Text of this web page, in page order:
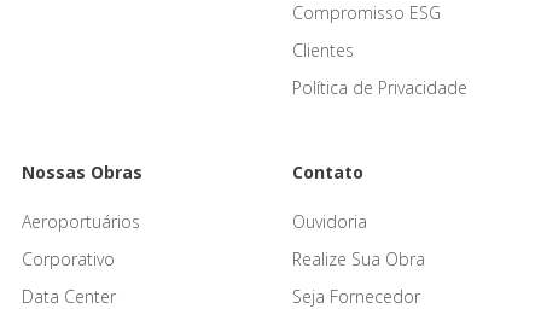
Compromisso ESG
Clientes
Política de Privacidade
Nossas Obras
Aeroportuários
Corporativo
Data Center
Contato
Ouvidoria
Realize Sua Obra
Seja Fornecedor